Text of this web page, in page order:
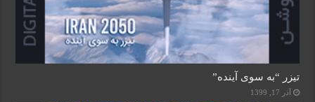
تیزر “به سوی آینده”
آذر 17, 1399